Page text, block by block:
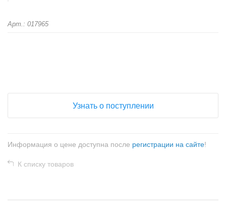
Арт.: 017965
Узнать о поступлении
Информация о цене доступна после регистрации на сайте!
К списку товаров